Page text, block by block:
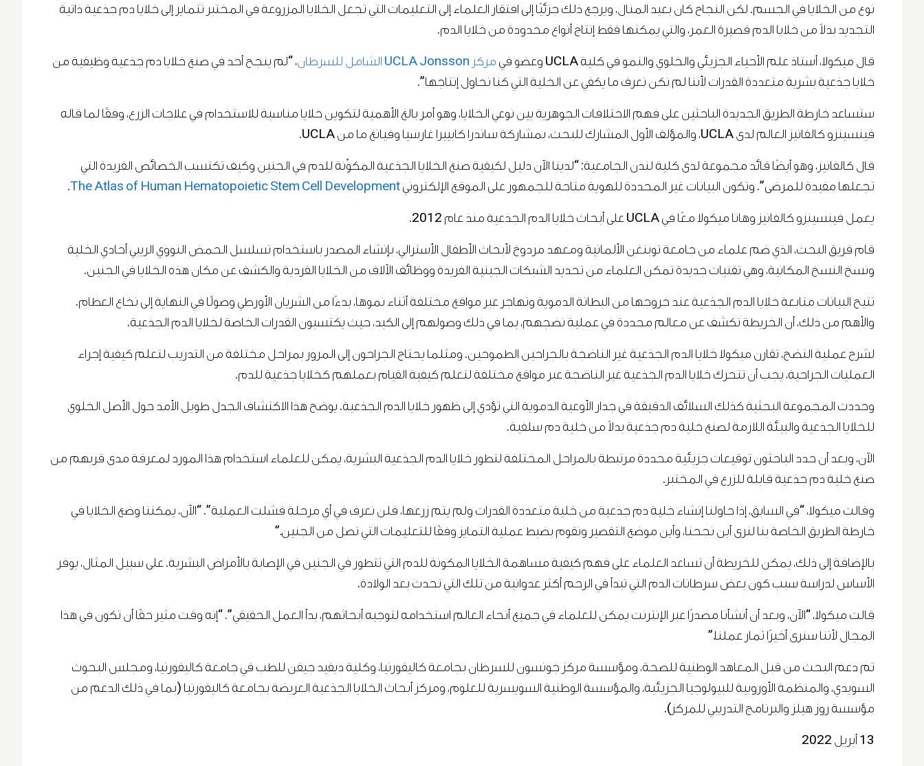
نوع من الخلايا في الجسم. لكن النجاح كان بعيد المنال، ويرجع ذلك جزئيًا إلى افتقار العلماء إلى التعليمات التي تجعل الخلايا المزروعة في المختبر تتمايز إلى خلايا دم جذعية ذاتية
التجديد بدلاً من خلايا الدم قصيرة العمر، والتي يمكنها فقط إنتاج أنواع محدودة من خلايا الدم.
قال ميكولا، أستاذ علم الأحياء الجزيئي والخلوي والنمو في كلية UCLA وعضو في مركز UCLA Jonsson الشامل للسرطان
، “لم ينجح أحد في صنع خلايا دم جذعية وظيفية من
خلايا جذعية بشرية متعددة القدرات لأننا لم نكن نعرف ما يكفي عن الخلية التي كنا نحاول إنتاجها”.
ستساعد خارطة الطريق الجديدة الباحثين على فهم الاختلافات الجوهرية بين نوعي الخلايا، وهو أمر بالغ الأهمية لتكوين خلايا مناسبة للاستخدام في علاجات الزرع، وفقًا لما قاله
فينسينزو كالفانيز العالم لدى UCLA، والمؤلف الأول المشارك للبحث، بمشاركة ساندرا كابييرا غارسيا وفيانغ ما من UCLA.
قال كالفانيز، وهو أيضًا قائد مجموعة لدى كلية لندن الجامعية: “لدينا الآن دليل لكيفية صنع الخلايا الجذعية المكوِّنة للدم في الجنين وكيف تكتسب الخصائص الفريدة التي
تجعلها مفيدة للمرضى”. وتكون البيانات غير المحددة للهوية متاحة للجمهور على الموقع الإلكتروني
The Atlas of Human Hematopoietic Stem Cell Development
.
يعمل فينسينزو كالفانيز وهانا ميكولا معًا في UCLA على أبحاث خلايا الدم الجذعية منذ عام 2012.
قام فريق البحث، الذي ضم علماء من جامعة توبنغن الألمانية ومعهد مردوخ لأبحاث الأطفال الأسترالي، بإنشاء المصدر باستخدام تسلسل الحمض النووي الريبي أحادي الخلية
ونسخ النسخ المكانية، وهي تقنيات جديدة تمكن العلماء من تحديد الشبكات الجينية الفريدة ووظائف الآلاف من الخلايا الفردية والكشف عن مكان هذه الخلايا في الجنين.
تتيح البيانات متابعة خلايا الدم الجذعية عند خروجها من البطانة الدموية وتهاجر عبر مواقع مختلفة أثناء نموها، بدءًا من الشريان الأورطي وصولًا في النهاية إلى نخاع العظام.
والأهم من ذلك، أن الخريطة تكشف عن معالم محددة في عملية نضجهم، بما في ذلك وصولهم إلى الكبد، حيث يكتسبون القدرات الخاصة لخلايا الدم الجذعية.
لشرح عملية النضج، تقارن ميكولا خلايا الدم الجذعية غير الناضجة بالجراحين الطموحين. ومثلما يحتاج الجراحون إلى المرور بمراحل مختلفة من التدريب لتعلم كيفية إجراء
العمليات الجراحية، يجب أن تتحرك خلايا الدم الجذعية غير الناضجة عبر مواقع مختلفة لتعلم كيفية القيام بعملهم كخلايا جذعية للدم.
وحددت المجموعة البحثية كذلك السلائف الدقيقة في جدار الأوعية الدموية التي تؤدي إلى ظهور خلايا الدم الجذعية. يوضح هذا الاكتشاف الجدل طويل الأمد حول الأصل الخلوي
للخلايا الجذعية والبيئة اللازمة لصنع خلية دم جذعية بدلاً من خلية دم سلفية.
الآن، وبعد أن حدد الباحثون توقيعات جزيئية محددة مرتبطة بالمراحل المختلفة لتطور خلايا الدم الجذعية البشرية، يمكن للعلماء استخدام هذا المورد لمعرفة مدى قربهم من
صنع خلية دم جذعية قابلة للزرع في المختبر.
وقالت ميكولا، “في السابق، إذا حاولنا إنشاء خلية دم جذعية من خلية متعددة القدرات ولم يتم زرعها، فلن نعرف في أي مرحلة فشلت العملية”. “الآن، يمكننا وضع الخلايا في
خارطة الطريق الخاصة بنا لنرى أين نجحنا، وأين موضع التقصير ونقوم بضبط عملية التمايز وفقًا للتعليمات التي تصل من الجنين.”
بالإضافة إلى ذلك، يمكن للخريطة أن تساعد العلماء على فهم كيفية مساهمة الخلايا المكونة للدم التي تتطور في الجنين في الإصابة بالأمراض البشرية. على سبيل المثال، يوفر
الأساس لدراسة سبب كون بعض سرطانات الدم التي تبدأ في الرحم أكثر عدوانية من تلك التي تحدث بعد الولادة.
قالت ميكولا، “الآن، وبعد أن أنشأنا مصدرًا عبر الإنترنت يمكن للعلماء في جميع أنحاء العالم استخدامه لتوجيه أبحاثهم، بدأ العمل الحقيقي”. “إنه وقت مثير حقًا أن تكون في هذا
المجال لأننا سنرى أخيرًا ثمار عملنا.”
تم دعم البحث من قبل المعاهد الوطنية للصحة، ومؤسسة مركز جونسون للسرطان بجامعة كاليفورنيا، وكلية ديفيد جيفن للطب في جامعة كاليفورنيا، ومجلس البحوث
السويدي، والمنظمة الأوروبية للبيولوجيا الجزيئية، والمؤسسة الوطنية السويسرية للعلوم، ومركز أبحاث الخلايا الجذعية العريضة بجامعة كاليفورنيا (بما في ذلك الدعم من
مؤسسة روز هيلز والبرنامج التدريبي للمركز).
13 أبريل 2022